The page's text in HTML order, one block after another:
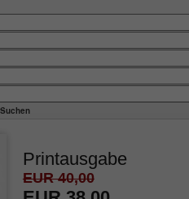
Printausgabe
EUR 40,00